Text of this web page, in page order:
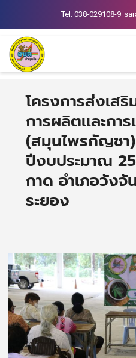
Tel. 038-029108-9
โครงการส่งเส
การผลิตเเละกา
(สมุนไพรกัญชา)
ปีงบประมาณ
กาด อำเภอวัง
ระยอง